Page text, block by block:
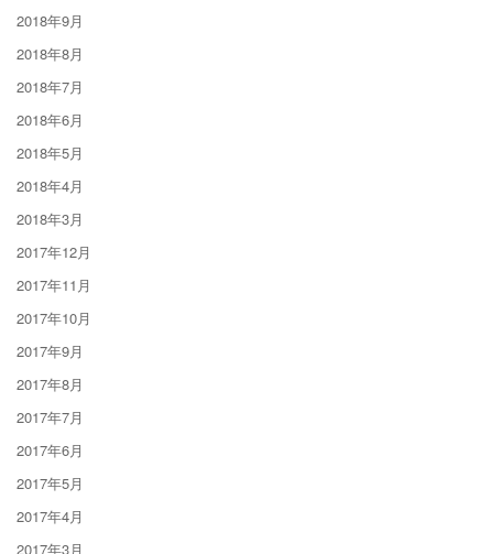
2018年9月
2018年8月
2018年7月
2018年6月
2018年5月
2018年4月
2018年3月
2017年12月
2017年11月
2017年10月
2017年9月
2017年8月
2017年7月
2017年6月
2017年5月
2017年4月
2017年3月